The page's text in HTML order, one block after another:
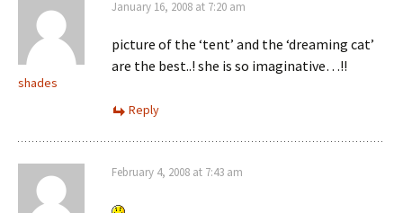
shades
January 16, 2008 at 7:20 am
picture of the ‘tent’ and the ‘dreaming cat’
are the best..! she is so imaginative…!!
Reply
February 4, 2008 at 7:43 am